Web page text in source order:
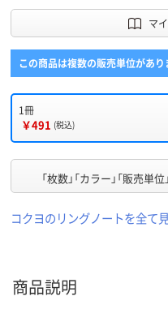
マ
この商品は複数の販売単位があり
1冊
￥491 (税込)
「枚数」「カラー」「販売単
コクヨのリングノートを全て
商品説明